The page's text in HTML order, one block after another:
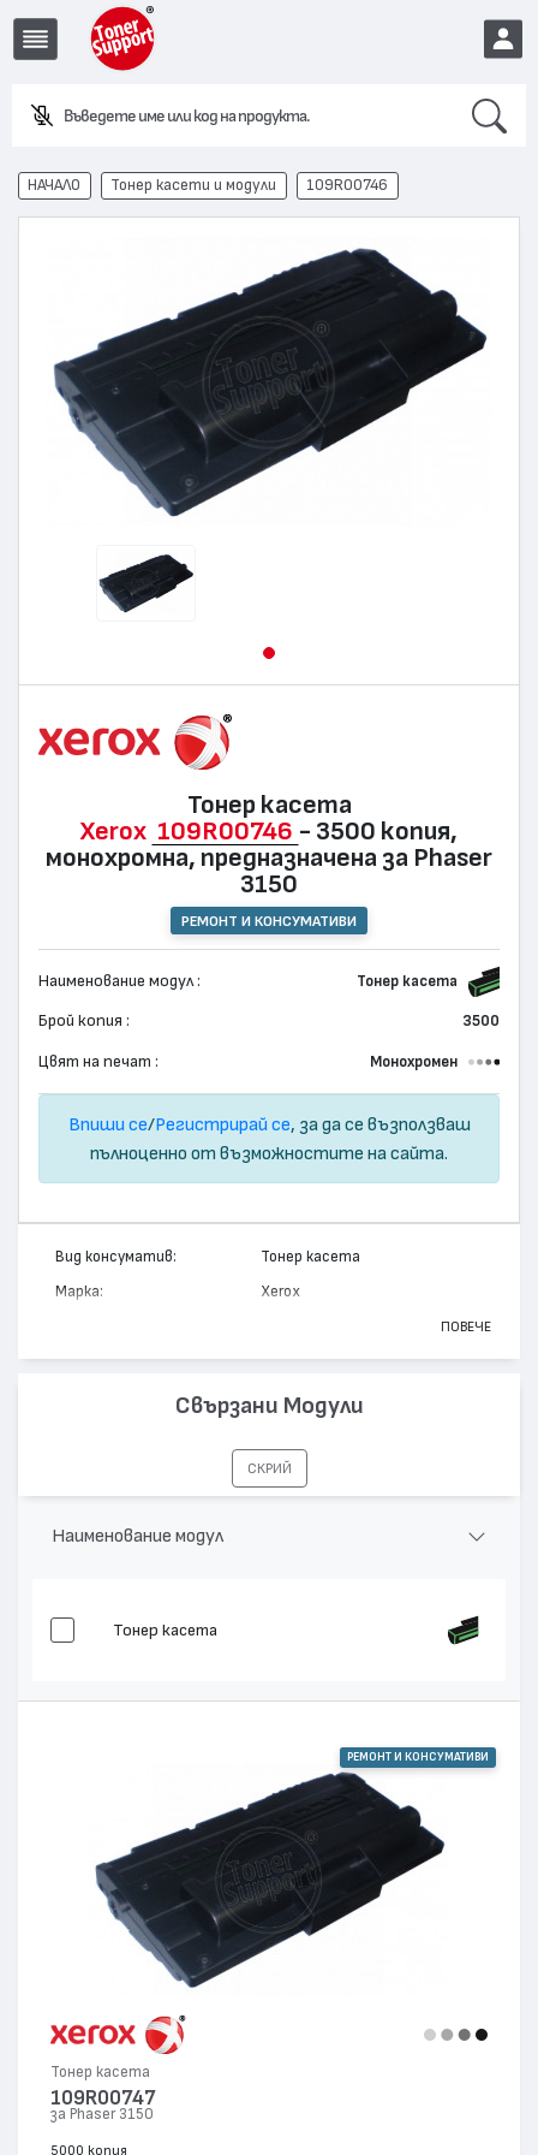
Въведете име или код на продукта.
EUR
НАЧАЛО Тонер касети и модули 109R00746
Тонер касета
Xerox 109R00746 - 3500 копия,
монохромна, предназначена за Phaser
3150
РЕМОНТ И КОНСУМАТИВИ
Наименование модул : Тонер касета
Брой копия : 3500
Цвят на печат : Монохромен
Впиши се/Регистрирай се, за да се възползваш
пълноценно от възможностите на сайта.
Вид консуматив: Тонер касета
Марка: Xerox
Цвят: Монохромен
3500
ПОВЕЧЕ
Свързани Модули
СКРИЙ
Наименование модул
Тонер касета
РЕМОНТ И КОНСУМАТИВИ
Тонер касета
109R00747
за Phaser 3150
5000 копия